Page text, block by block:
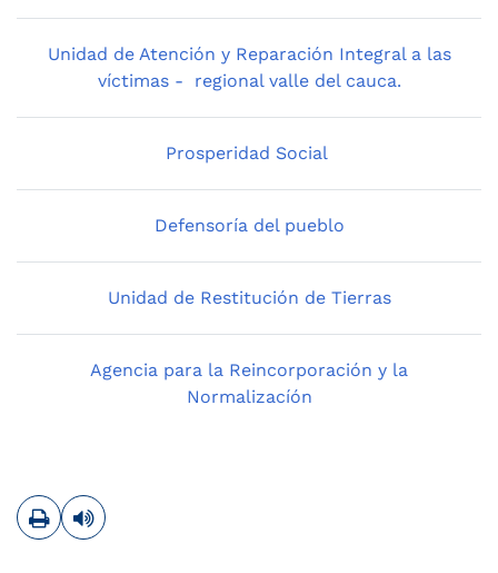
Unidad de Atención y Reparación Integral a las
víctimas - regional valle del cauca.
Prosperidad Social
Defensoría del pueblo
Unidad de Restitución de Tierras
Agencia para la Reincorporación y la
Normalizacíón
ImprimirLeer contenido